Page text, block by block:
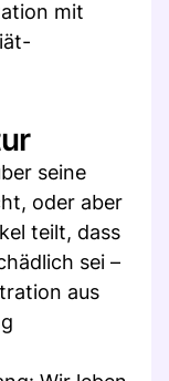
mit
seine
oder aber
teilt, dass
sei –
aus